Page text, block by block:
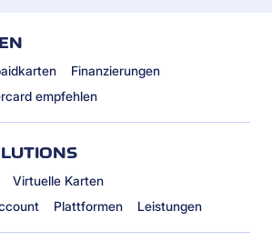
Finanzierungen
empfehlen
Virtuelle Karten
Plattformen Leistungen